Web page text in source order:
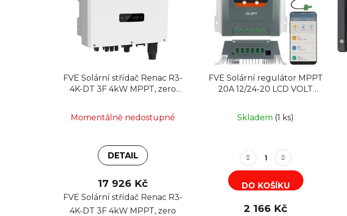
FVE Solární střídač Renac R3-
4K-DT 3F 4kW MPPT, zero
Momentálně nedostupné
DETAIL
17 926 Kč
FVE Solární střídač Renac R3-
4K-DT 3F 4kW MPPT, zero
FVE Solární regulátor MPPT
20A 12/24-20 LCD VOLT
Skladem (1 ks)
DO KOŠÍKU
2 166 Kč